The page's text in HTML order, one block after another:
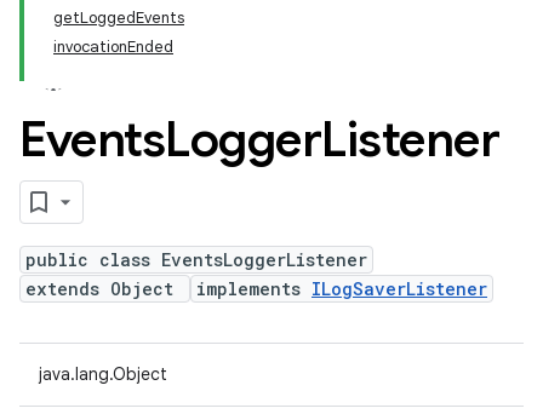
getLoggedEvents
invocationEnded
EventsLoggerListener
public class EventsLoggerListener
extends Object
implements ILogSaverListener
java.lang.Object